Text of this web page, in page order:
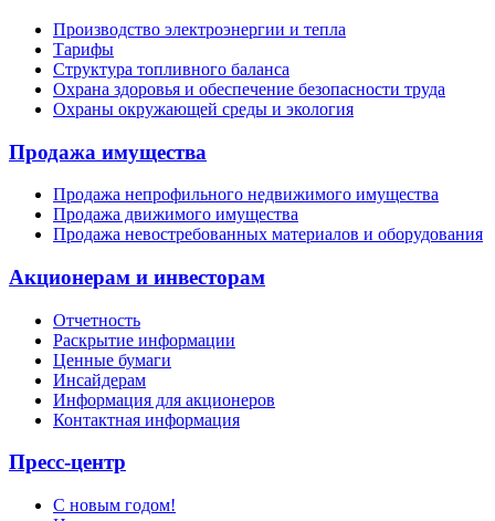
Производство электроэнергии и тепла
Тарифы
Структура топливного баланса
Охрана здоровья и обеспечение безопасности труда
Охраны окружающей среды и экология
Продажа имущества
Продажа непрофильного недвижимого имущества
Продажа движимого имущества
Продажа невостребованных материалов и оборудования
Акционерам и инвесторам
Отчетность
Раскрытие информации
Ценные бумаги
Инсайдерам
Информация для акционеров
Контактная информация
Пресс-центр
С новым годом!